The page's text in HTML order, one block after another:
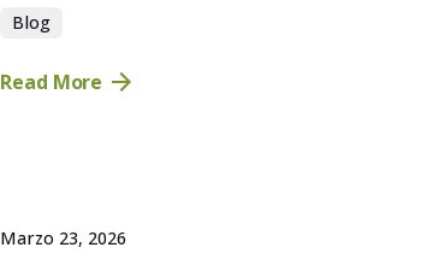
Blog
Read More
Marzo 23, 2026